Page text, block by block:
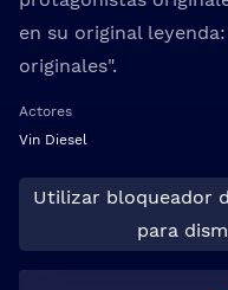
en su original
originales".
Actores
Vin Diesel
Utilizar bloqueador
para